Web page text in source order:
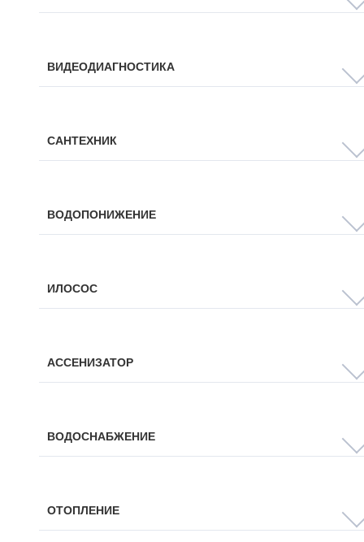
ВИДЕОДИАГНОСТИКА
САНТЕХНИК
ВОДОПОНИЖЕНИЕ
ИЛОСОС
АССЕНИЗАТОР
ВОДОСНАБЖЕНИЕ
ОТОПЛЕНИЕ